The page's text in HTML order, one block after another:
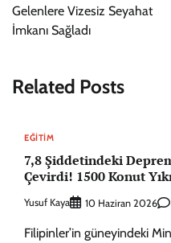
Gelenlere Vizesiz Seyahat
İmkanı Sağladı
Related Posts
EĞITIM
7,8 Şiddetindeki
Çevirdi! 1500 Konut
Yusuf Kaya 10 Haziran 2026
Filipinler’in güneyindeki